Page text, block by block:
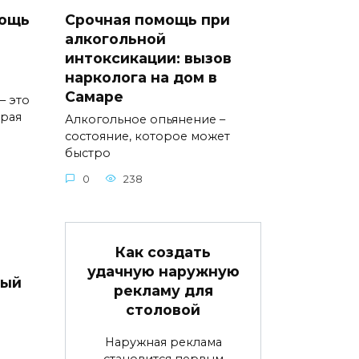
это
Срочная помощь при
алкогольной
интоксикации: вызов
нарколога на дом в
Самаре
Алкогольное опьянение –
состояние, которое может
быстро
0 238
Как создать
удачную наружную
рекламу для
столовой
Наружная реклама